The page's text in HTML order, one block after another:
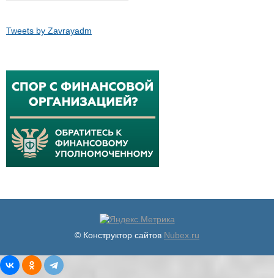
Tweets by Zavrayadm
© Конструктор сайтов Nubex.ru